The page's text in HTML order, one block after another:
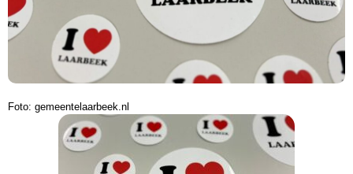
Foto: gemeentelaarbeek.nl